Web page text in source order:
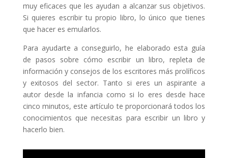
muy eficaces que les ayudan a alcanzar sus objetivos.
Si quieres escribir tu propio libro, lo único que tienes
que hacer es emularlos.
Para ayudarte a conseguirlo, he elaborado esta guía
de pasos sobre cómo escribir un libro, repleta de
información y consejos de los escritores más prolíficos
y exitosos del sector. Tanto si eres un aspirante a
autor desde la infancia como si lo eres desde hace
cinco minutos, este artículo te proporcionará todos los
conocimientos que necesitas para escribir un libro y
hacerlo bien.